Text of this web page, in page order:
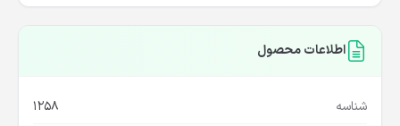
اطلاعات محصول
شناسه 1258